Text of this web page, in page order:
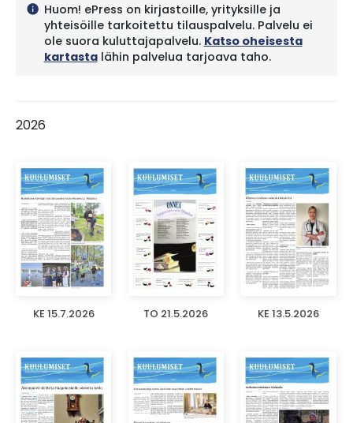
info Huom! ePress on kirjastoille, yrityksille ja
yhteisöille tarkoitettu tilauspalvelu. Palvelu ei
ole suora kuluttajapalvelu. Katso oheisesta
kartastalähin palvelua tarjoava taho.
2026
KE 15.7.2026 TO 21.5.2026 KE 13.5.2026